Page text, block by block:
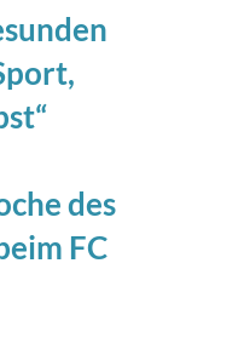
des
FC